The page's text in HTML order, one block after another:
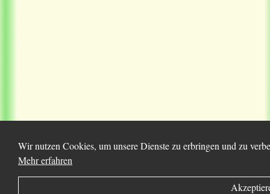
Wir nutzen Cookies, um unsere Dienste zu erbringen und zu
Mehr erfahren